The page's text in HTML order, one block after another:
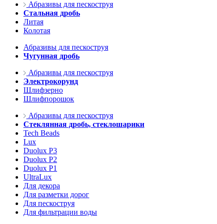
Абразивы для пескоструя
Стальная дробь
Литая
Колотая
Абразивы для пескоструя
Чугунная дробь
Абразивы для пескоструя
Электрокорунд
Шлифзерно
Шлифпорошок
Абразивы для пескоструя
Стеклянная дробь, стеклошарики
Tech Beads
Lux
Duolux P3
Duolux P2
Duolux P1
UltraLux
Для декора
Для разметки дорог
Для пескоструя
Для фильтрации воды